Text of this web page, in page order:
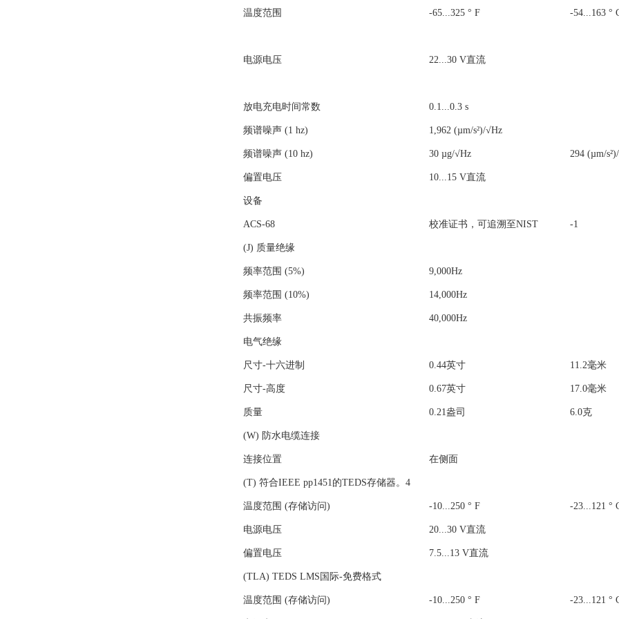
温度范围 -65...325 ° F -54...163 °
电源电压 22...30 V直流
放电充电时间常数 0.1...0.3 s
频谱噪声 (1 hz) 1,962 (µm/s²)/√Hz
频谱噪声 (10 hz) 30 µg/√Hz 294 (µm/
偏置电压 10...15 V直流
设备
ACS-68 校准证书，可追溯至NIST -1
(J) 质量绝缘
频率范围 (5%) 9,000Hz
频率范围 (10%) 14,000Hz
共振频率 40,000Hz
电气绝缘
尺寸-十六进制 0.44英寸 11.2毫米
尺寸-高度 0.67英寸 17.0毫米
质量 0.21盎司 6.0克
(W) 防水电缆连接
连接位置 在侧面
(T) 符合IEEE pp1451的TEDS存储器。4
温度范围 (存储访问) -10...250 ° F -23...121 °
电源电压 20...30 V直流
偏置电压 7.5...13 V直流
(TLA) TEDS LMS国际-免费格式
温度范围 (存储访问) -10...250 ° F -23...121 °